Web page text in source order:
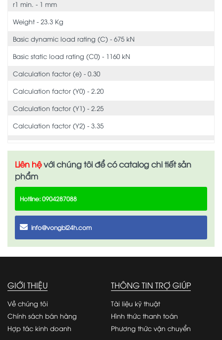
r1 min. - 1 mm
Weight - 23.3 Kg
Basic dynamic load rating (C) - 675 kN
Basic static load rating (C0) - 1160 kN
Calculation factor (e) - 0.30
Calculation factor (Y0) - 2.20
Calculation factor (Y1) - 2.25
Calculation factor (Y2) - 3.35
Liên hệvới chúng tôi để có catalog chi tiết sản
phẩm
Hotline: 0904287088
info@vongbi24h.com
GIỚI THIỆU
Về chúng tôi
Chính sách bán hàng
Hợp tác kinh doanh
THÔNG TIN TRỢ GIÚP
Tài liệu kỹ thuật
Hình thức thanh toán
Phương thức vận chuyển